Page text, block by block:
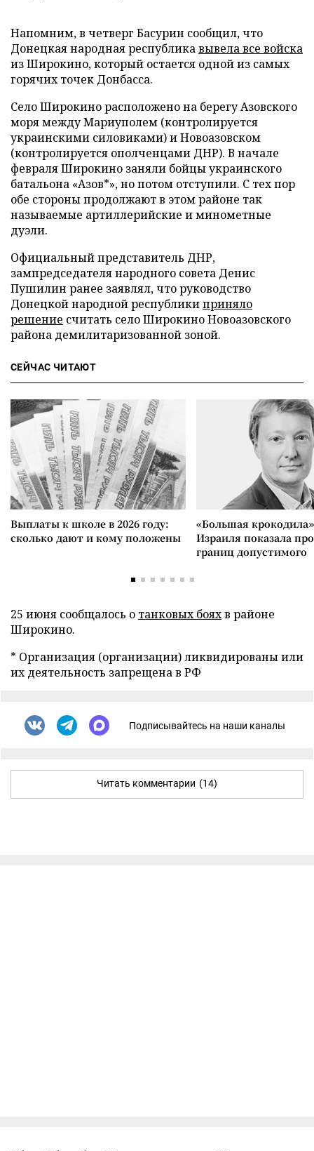
Напомним, в четверг Басурин сообщил, что
Донецкая народная республикавывела все войска
из Широкино, который остается одной из самых
горячих точек Донбасса.
Село Широкино расположено на берегу Азовского
моря между Мариуполем (контролируется
украинскими силовиками) и Новоазовском
(контролируется ополченцами ДНР). В начале
февраля Широкино заняли бойцы украинского
батальона «Азов*», но потом отступили. С тех пор
обе стороны продолжают в этом районе так
называемые артиллерийские и минометные
дуэли.
Официальный представитель ДНР,
зампредседателя народного совета Денис
Пушилин ранее заявлял, что руководство
Донецкой народной республикиприняло
решение считать село Широкино Новоазовского
района демилитаризованной зоной.
СЕЙЧАС ЧИТАЮТ
Выплаты к школе в 2026 году:
сколько дают и кому положены
«Большая
Израиля показала
границ допустимого
25 июня сообщалось о танковых бояхв районе
Широкино.
* Организация (организации) ликвидированы или
их деятельность запрещена в РФ
Подписывайтесь на наши каналы
Читать комментарии (14)